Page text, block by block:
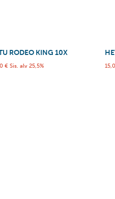
RODEO KING 10X
€ Sis. alv 25,5%